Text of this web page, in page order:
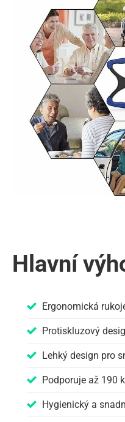
Hlavní
Ergonomická
Protiskluzový
Lehký design pro
Podporuje až 190
Hygienický a